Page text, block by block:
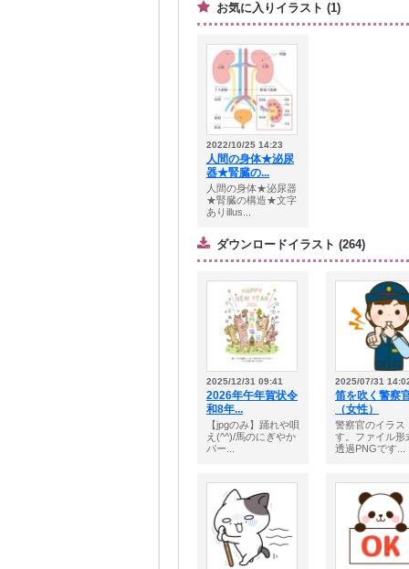
お気に入りイラスト (1)
2022/10/25 14:23
人間の身体★泌尿
器★腎臓の...
人間の身体★泌尿器
★腎臓の構造★文字
ありillus...
ダウンロードイラスト (264)
2025/12/31 09:41
2026年午年賀状令
和8年...
【jpgのみ】踊れや唄
え(^^)/馬のにぎやか
パー...
2025/07/31
笛を吹く警察
（女性）
警察官のイラス
す。ファイル形
透過PNGです...